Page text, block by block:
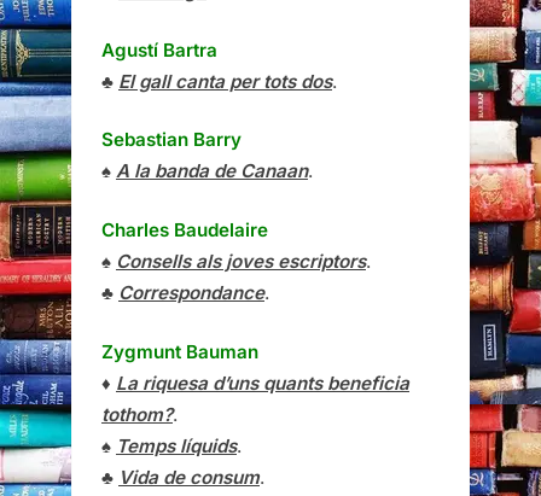
Agustí Bartra
♣ El gall canta per tots dos.
Sebastian Barry
♠ A la banda de Canaan.
Charles Baudelaire
♠ Consells als joves escriptors.
♣ Correspondance.
Zygmunt Bauman
♦ La riquesa d’uns quants beneficia
tothom?.
♠ Temps líquids.
♣ Vida de consum.